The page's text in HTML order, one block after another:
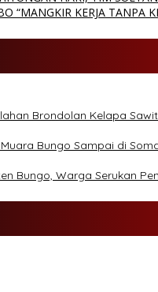
“MANGKIR KERJA TANPA
Brondolan Kelapa
Bungo Sampai di
Bungo, Warga Serukan